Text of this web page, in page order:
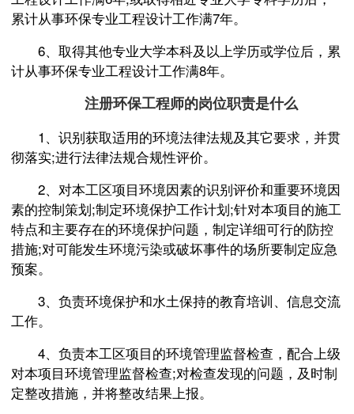
累计从事环保专业工程设计工作满7年。
6、取得其他专业大学本科及以上学历或学位后，累
计从事环保专业工程设计工作满8年。
注册环保工程师的岗位职责是什么
1、识别获取适用的环境法律法规及其它要求，并贯
彻落实;进行法律法规合规性评价。
2、对本工区项目环境因素的识别评价和重要环境因
素的控制策划;制定环境保护工作计划;针对本项目的施工
特点和主要存在的环境保护问题，制定详细可行的防控
措施;对可能发生环境污染或破坏事件的场所要制定应急
预案。
3、负责环境保护和水土保持的教育培训、信息交流
工作。
4、负责本工区项目的环境管理监督检查，配合上级
对本项目环境管理监督检查;对检查发现的问题，及时制
定整改措施，并将整改结果上报。